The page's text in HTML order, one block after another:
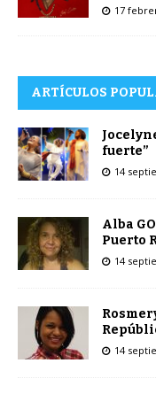
17
ARTÍCULOS
fuerte”
14
Alba
Puerto
14
14